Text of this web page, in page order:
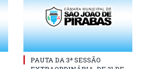
PAUTA DA 3ª SESSÃO